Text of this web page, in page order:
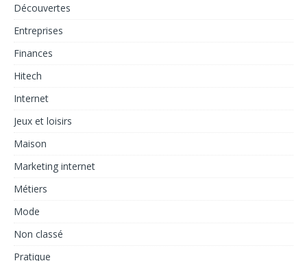
Découvertes
Entreprises
Finances
Hitech
Internet
Jeux et loisirs
Maison
Marketing internet
Métiers
Mode
Non classé
Pratique